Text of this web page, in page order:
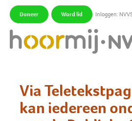
Doneer Word lid Inloggen:
Via
kan iedereen